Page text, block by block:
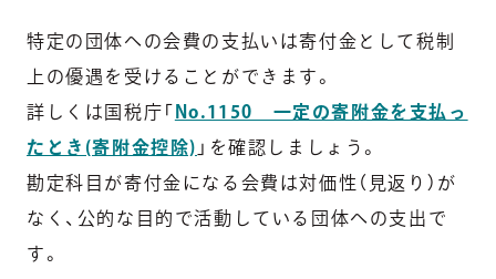
特定の団体への会費の支払いは寄付金として税制
上の優遇を受けることができます。
詳しくは国税庁「 No.1150 一定の寄附金を支払っ
たとき(寄附金控除) 」を確認しましょう。
勘定科目が寄付金になる会費は対価性（見返り）が
なく、公的な目的で活動している団体への支出で
す。